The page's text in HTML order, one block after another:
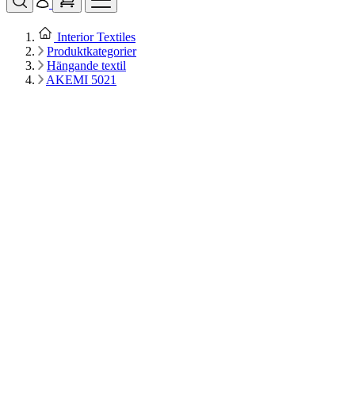
Interior Textiles
Produktkategorier
Hängande textil
AKEMI 5021